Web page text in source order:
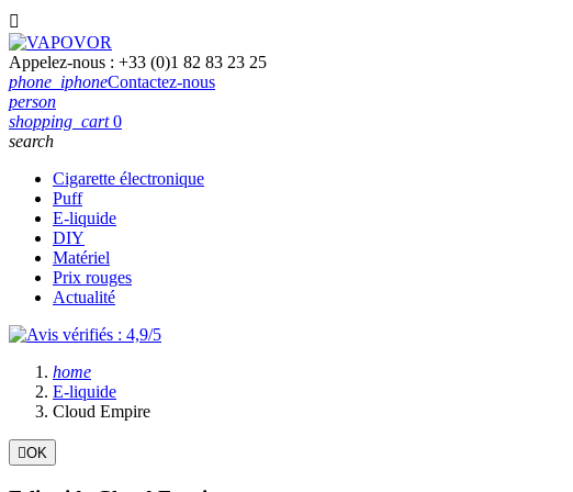

Appelez-nous : +33 (0)1 82 83 23 25
phone_iphoneContactez-nous
person
shopping_cart 0
search
Cigarette électronique
Puff
E-liquide
DIY
Matériel
Prix rouges
Actualité
home
E-liquide
Cloud Empire
OK